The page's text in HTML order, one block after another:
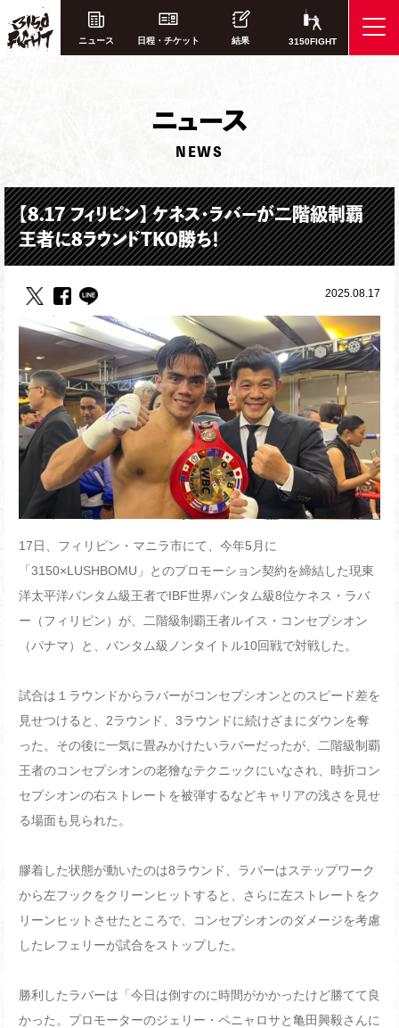
ニュース 日程・チケット 結果 3150FIGHT
ニュース
NEWS
【8.17 フィリピン】 ケネス・ラバーが二階級制覇
王者に8ラウンドTKO勝ち！
2025.08.17
17日、フィリピン・マニラ市にて、今年5月に
「3150×LUSHBOMU」とのプロモーション契約を締結した現東
洋太平洋バンタム級王者でIBF世界バンタム級8位ケネス・ラバ
ー（フィリピン）が、二階級制覇王者ルイス・コンセプシオン
（パナマ）と、バンタム級ノンタイトル10回戦で対戦した。
試合は１ラウンドからラバーがコンセプシオンとのスピード差を
見せつけると、2ラウンド、3ラウンドに続けざまにダウンを奪
った。その後に一気に畳みかけたいラバーだったが、二階級制覇
王者のコンセプシオンの老獪なテクニックにいなされ、時折コン
セプシオンの右ストレートを被弾するなどキャリアの浅さを見せ
る場面も見られた。
膠着した状態が動いたのは8ラウンド、ラバーはステップワーク
から左フックをクリーンヒットすると、さらに左ストレートをク
リーンヒットさせたところで、コンセプシオンのダメージを考慮
したレフェリーが試合をストップした。
勝利したラバーは「今日は倒すのに時間がかかったけど勝てて良
かった。プロモーターのジェリー・ペニャロサと亀田興毅さんに